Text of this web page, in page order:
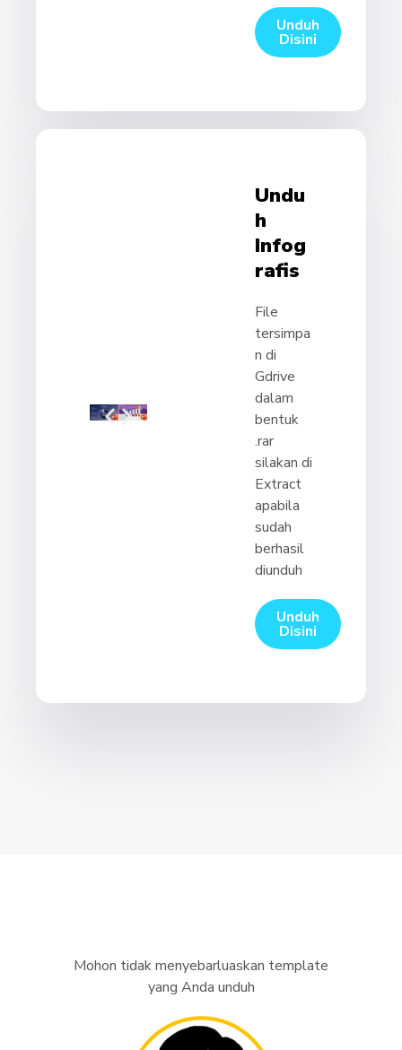
Unduh
Disini
Undu
H
Infog
Rafis
File
tersimpa
n di
Gdrive
dalam
bentuk
.rar
silakan di
Extract
apabila
sudah
berhasil
diunduh
Unduh
Disini
Mohon tidak menyebarluaskan template
yang Anda unduh